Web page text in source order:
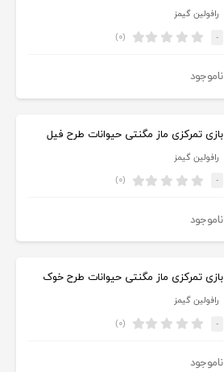
رافولین گیمز
- (۰)
ناموجود
بازی تمرکزی ماز مگنتی حیوانات طرح فیل
رافولین گیمز
- (۰)
ناموجود
بازی تمرکزی ماز مگنتی حیوانات طرح خوک
رافولین گیمز
- (۰)
ناموجود